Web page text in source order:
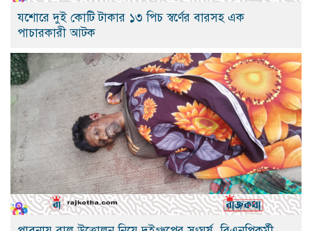
যশোরে দুই কোটি টাকার ১৩ পিচ স্বর্ণের বারসহ এক
পাচারকারী আটক